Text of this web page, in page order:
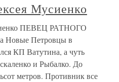
Мусиенко
ПЕВЕЦ РАТНОГО
Новые Петровцы в
КП Ватутина, а чуть
и Рыбалко. До
метров. Противник все